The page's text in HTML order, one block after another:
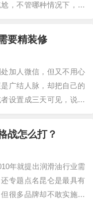
，不管哪种情况下，无
，需求信息不断向上传
成库存增加，但为什
不足，还是会出现库存
下，客户说预测是100
…
要精装修
加人微信，但又不用心
广结人脉，却把自己的
设置成三天可见，说是
人对你有更深了解的渠
会在微信或朋友圈里腻
吃饭聊天神侃。正因为
就要考虑好投放效果，
战怎么打？
年就提出润滑油行业需
专题点名昆仑是最具有
很多品牌却不敢实施，